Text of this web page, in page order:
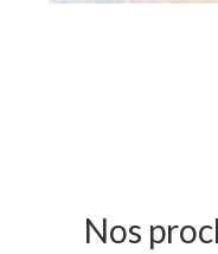
Nos